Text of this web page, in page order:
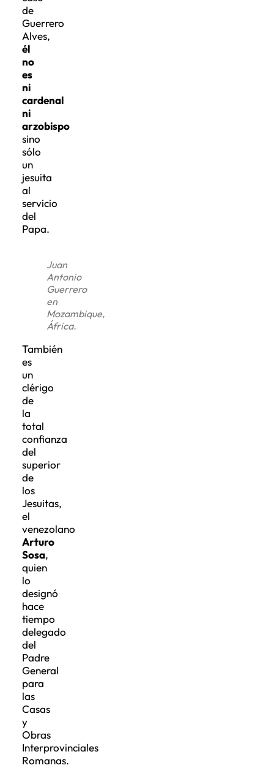
de
Guerrero
Alves,
él
no
es
ni
cardenal
ni
arzobispo
sino
sólo
un
jesuita
al
servicio
del
Papa.
Juan
Antonio
Guerrero
en
Mozambique,
África.
También
es
un
clérigo
de
la
total
confianza
del
superior
de
los
Jesuitas,
el
venezolano
Arturo
Sosa,
quien
lo
designó
hace
tiempo
delegado
del
Padre
General
para
las
Casas
y
Obras
Interprovinciales
Romanas.